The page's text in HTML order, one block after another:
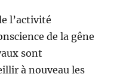
l’activité
de la gêne
sont
à nouveau les